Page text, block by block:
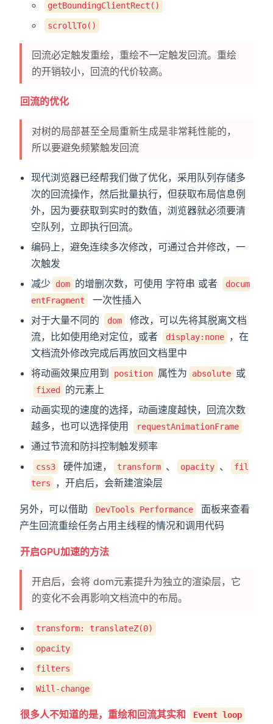
getBoundingClientRect()
scrollTo()
回流必定触发重绘，重绘不一定触发回流。重绘
的开销较小，回流的代价较高。
回流的优化
对树的局部甚至全局重新生成是非常耗性能的，
所以要避免频繁触发回流
现代浏览器已经帮我们做了优化，采用队列存储多
次的回流操作，然后批量执行，但获取布局信息例
外，因为要获取到实时的数值，浏览器就必须要清
空队列，立即执行回流。
编码上，避免连续多次修改，可通过合并修改，一
次触发
减少
dom 的增删次数，可使用 字符串 或者
docum
entFragment
一次性插入
对于大量不同的
dom
修改，可以先将其脱离文档
流，比如使用绝对定位，或者
display:none
，在
文档流外修改完成后再放回文档里中
将动画效果应用到
position 属性为 absolute 或
fixed
的元素上
动画实现的速度的选择，动画速度越快，回流次数
越多，也可以选择使用
requestAnimationFrame
通过节流和防抖控制触发频率
css3 硬件加速， transform 、 opacity 、
fil
ters
，开启后，会新建渲染层
另外，可以借助 DevTools Performance
面板来查看
产生回流重绘任务占用主线程的情况和调用代码
开启GPU加速的方法
开启后，会将 dom元素提升为独立的渲染层，它
的变化不会再影响文档流中的布局。
transform: translateZ(0)
opacity
filters
Will-change
很多人不知道的是，重绘和回流其实和 Event loop